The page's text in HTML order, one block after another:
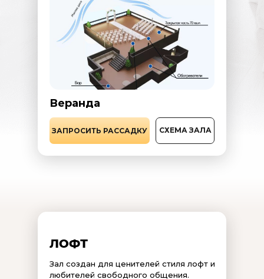
Веранда
СХЕМА ЗАЛА
ЗАПРОСИТЬ РАССАДКУ
ЛОФТ
Зал создан для ценителей стиля лофт и
любителей свободного общения.